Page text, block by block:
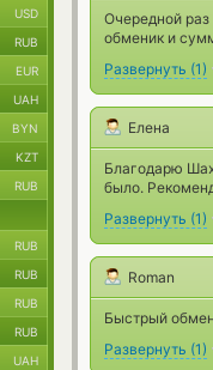
Очередной раз
обменик и
Развернуть (1)
Елена
Благодарю
было.
Развернуть (1)
Roman
Быстрый
Развернуть (1)
USD
RUB
EUR
UAH
BYN
KZT
RUB
RUB
RUB
RUB
RUB
UAH